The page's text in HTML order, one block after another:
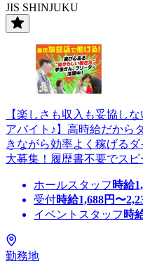
JIS SHINJUKU
【楽しさも収入も妥協し
アバイト♪】高時給だから
きながら効率よく稼げる
大募集！履歴書不要でス
ホールスタッフ 時給
受付時給1,688円〜
イベントスタッフ 時
勤務地